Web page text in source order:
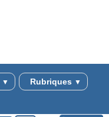
▼ Rubriques ▼